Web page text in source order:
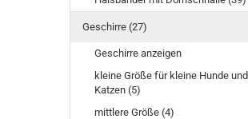
Geschirre (27)
Geschirre anzeigen
kleine Größe für kleine Hunde und
Katzen (5)
mittlere Größe (4)